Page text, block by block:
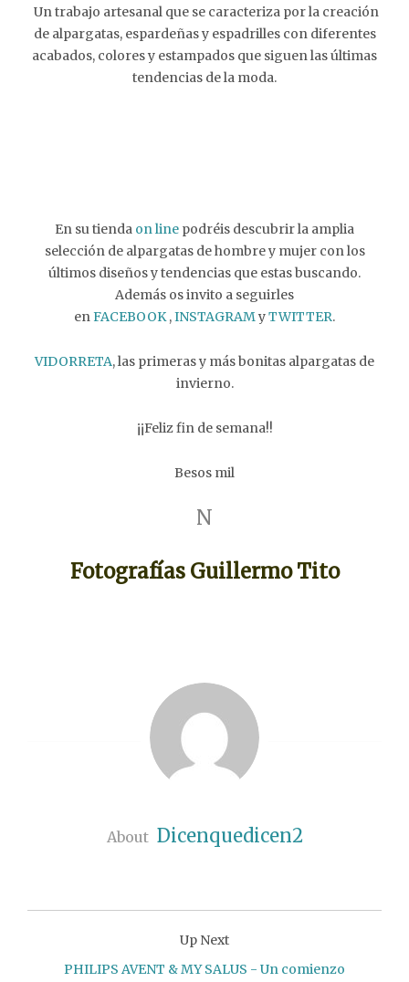
Un trabajo artesanal que se caracteriza por la creación
de alpargatas, espardeñas y espadrilles con diferentes
acabados, colores y estampados que siguen las últimas
tendencias de la moda.
En su tienda on line podréis descubrir la amplia
selección de alpargatas de hombre y mujer con los
últimos diseños y tendencias que estas buscando.
Además os invito a seguirles
enFACEBOOK,INSTAGRAMyTWITTER.
VIDORRETA, las primeras y más bonitas alpargatas de
invierno.
¡¡Feliz fin de semana!!
Besos mil
N
Fotografías Guillermo Tito
About Dicenquedicen2
Up Next
PHILIPS AVENT & MY SALUS - Un comienzo